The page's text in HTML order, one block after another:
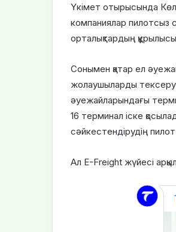
Үкімет отырысында
компаниялар пилотсыз
орталықтардың
Сонымен қатар ел
жолаушыларды тексеру
әуежайларындағы
16 терминал іске
сәйкестендірудің
Ал E-Freight жүйесі